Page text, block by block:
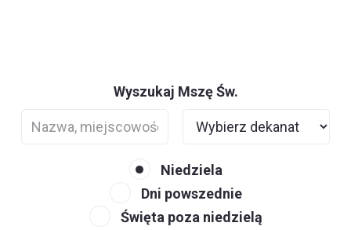
Wyszukaj Mszę Św.
Niedziela
Dni powszednie
Święta poza niedzielą